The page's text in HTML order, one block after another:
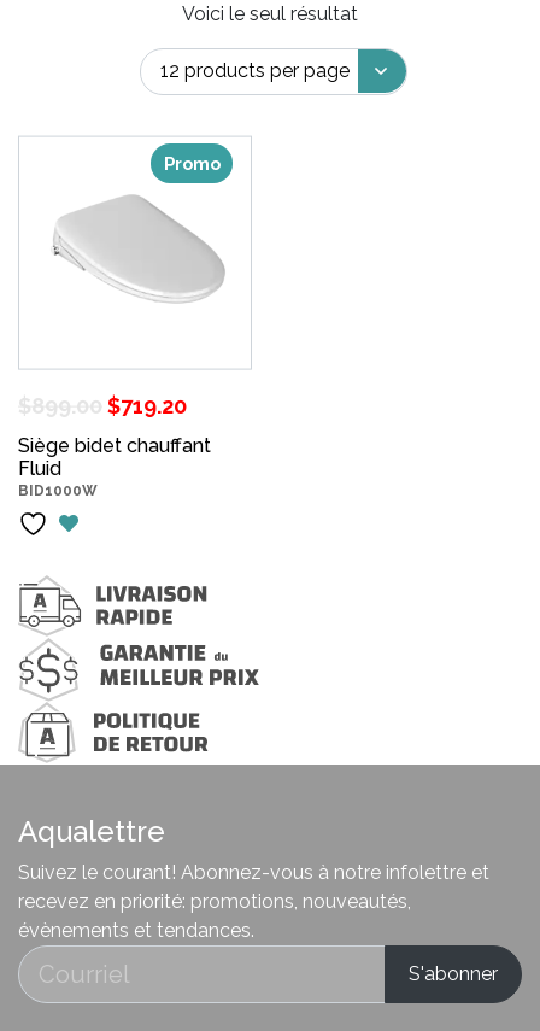
Voici le seul résultat
Promo
$899.00 Le
prix
$719.20
prix
Siège bidet chauffant
Fluid
BID1000W
Aqualettre
Suivez le courant! Abonnez-vous à notre infolettre et
recevez en priorité: promotions, nouveautés,
évènements et tendances.